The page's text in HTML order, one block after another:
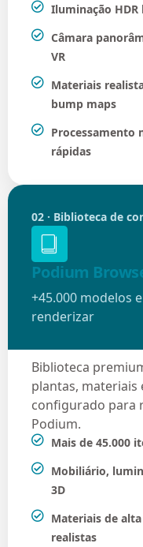
Iluminação HDR
Câmara
VR
Materiais
bump maps
Processamento
rápidas
02 · Biblioteca de
Podium
+45.000 modelos
renderizar
Biblioteca
plantas,
configurado para
Podium.
Mais de 45.000
Mobiliário,
3D
Materiais de
realistas